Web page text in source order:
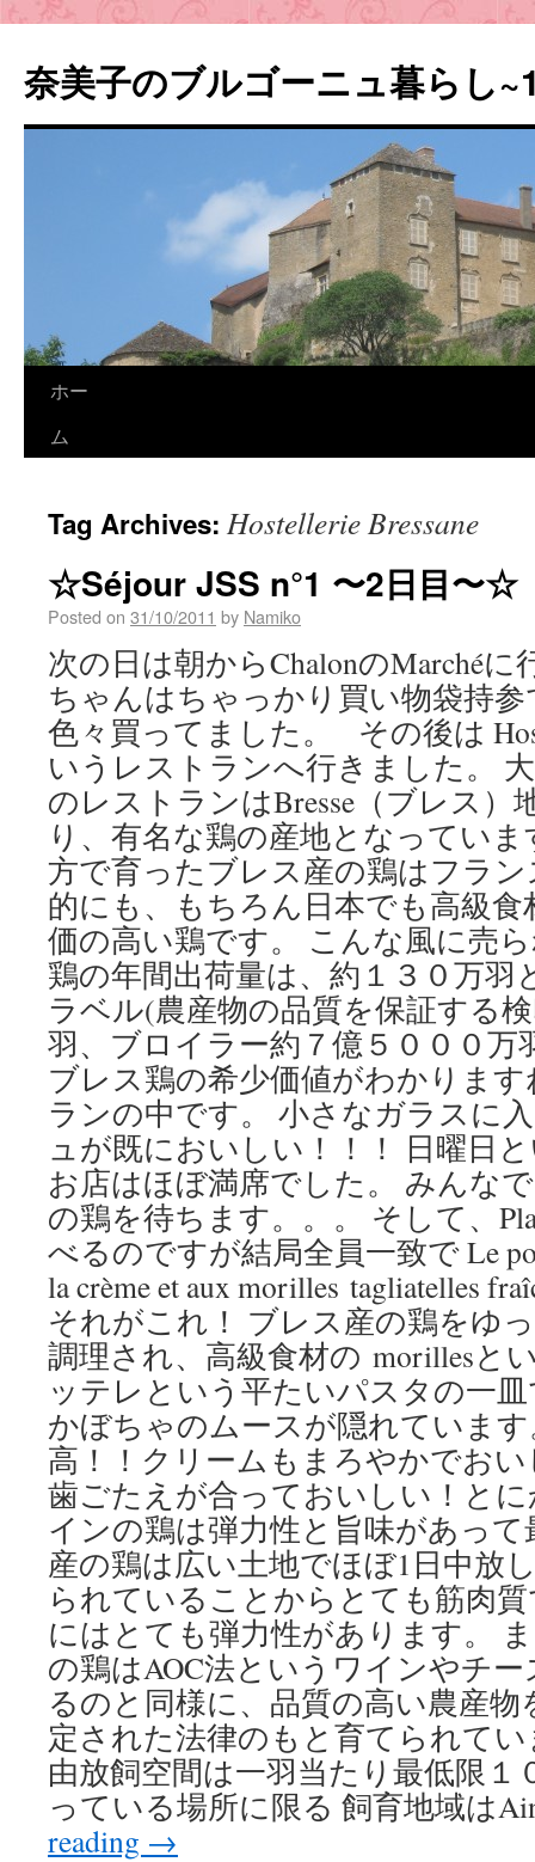
奈美子のブルゴーニュ暮らし
ホー
ム
Tag Archives: Hostellerie Bressane
☆Séjour JSS n°1 〜2日目〜☆
Posted on 31/10/2011 by Namiko
次の日は朝からChalonのMarché
ちゃんはちゃっかり買い物袋持
色々買ってました。 その後は
いうレストランへ行きました。
のレストランはBresse（ブレス）
り、有名な鶏の産地となってい
方で育ったブレス産の鶏はフラ
的にも、もちろん日本でも高級
価の高い鶏です。 こんな風に売
鶏の年間出荷量は、約１３０万羽
ラベル(農産物の品質を保証する
羽、ブロイラー約７億５０００
ブレス鶏の希少価値がわかりま
ランの中です。 小さなガラスに
ュが既においしい！！！ 日曜日
お店はほぼ満席でした。 みんな
の鶏を待ちます。。。 そして、
べるのですが結局全員一致で Le
la crème et aux morilles tagliatelles
それがこれ！ ブレス産の鶏をゆ
調理され、高級食材の morillesと
ッテレという平たいパスタの一
かぼちゃのムースが隠れていま
高！！クリームもまろやかでお
歯ごたえが合っておいしい！と
インの鶏は弾力性と旨味があっ
産の鶏は広い土地でほぼ1日中放
られていることからとても筋肉
にはとても弾力性があります。
の鶏はAOC法というワインやチ
るのと同様に、品質の高い農産
定された法律のもと育てられて
由放飼空間は一羽当たり最低限１
っている場所に限る 飼育地域は
reading →